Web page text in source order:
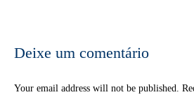
Deixe um comentário
Your email address will not be published.